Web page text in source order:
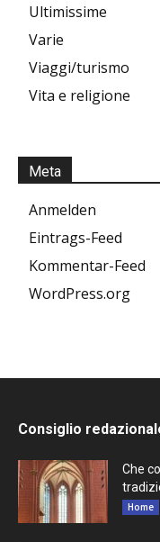
Ultimissime
Varie
Viaggi/turismo
Vita e religione
Meta
Anmelden
Eintrags-Feed
Kommentar-Feed
WordPress.org
Consiglio
Che
Home